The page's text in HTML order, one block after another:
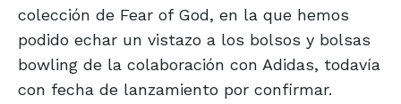
colección de Fear of God, en la que hemos
podido echar un vistazo a los bolsos y bolsas
bowling de la colaboración con Adidas, todavía
con fecha de lanzamiento por confirmar.